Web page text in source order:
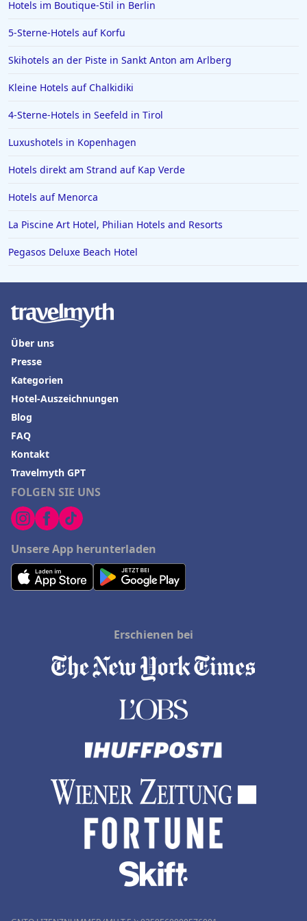
Hotels in Essen
Hotels in Griechenland
Hotels in Greifswald
Hotels in Bad Homburg vor der Höhe
Hotels in Neuss
Hotels in Ägypten
Hotels in Varadero
Hotels auf Malta
Hotels im Boutique-Stil in Berlin
5-Sterne-Hotels auf Korfu
Skihotels an der Piste in Sankt Anton am Arlberg
Kleine Hotels auf Chalkidiki
4-Sterne-Hotels in Seefeld in Tirol
Luxushotels in Kopenhagen
Hotels direkt am Strand auf Kap Verde
Hotels auf Menorca
La Piscine Art Hotel, Philian Hotels and Resorts
Pegasos Deluxe Beach Hotel
FOLGEN SIE UNS
Unsere App herunterladen
Über uns
Presse
Kategorien
Hotel-Auszeichnungen
Blog
FAQ
Kontakt
Travelmyth GPT
Erschienen bei